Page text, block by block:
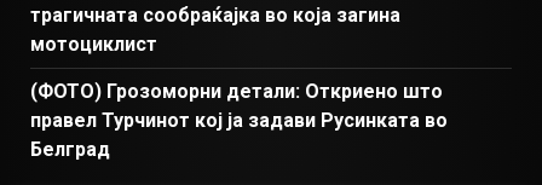
трагичната сообраќајка во која загина
мотоциклист
(ФОТО) Грозоморни детали: Откриено што
правел Турчинот кој ја задави Русинката во
Белград